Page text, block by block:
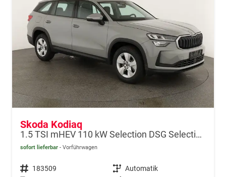
Skoda Kodiaq
1.5 TSI mHEV 110 kW Selection DSG Selection, AHK, Navi, Side, Kamera, Winter, 4 J.- Garantie
sofort lieferbar Vorführwagen
Fahrzeugnr. 183509 Getriebe Automatik